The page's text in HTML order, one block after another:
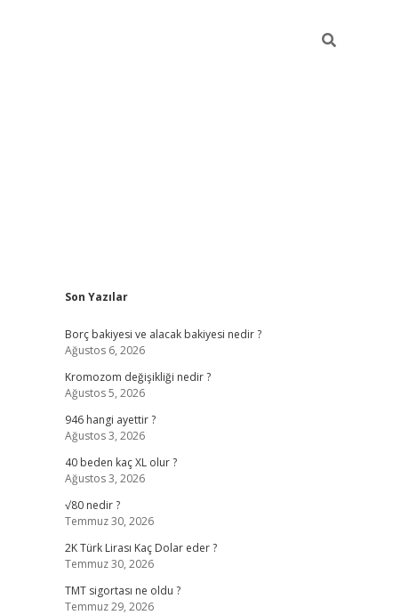
Sidebar
Son Yazılar
Borç bakiyesi ve alacak bakiyesi nedir ?
Ağustos 6, 2026
Kromozom değişikliği nedir ?
Ağustos 5, 2026
946 hangi ayettir ?
Ağustos 3, 2026
40 beden kaç XL olur ?
Ağustos 3, 2026
√80 nedir ?
Temmuz 30, 2026
2K Türk Lirası Kaç Dolar eder ?
Temmuz 30, 2026
TMT sigortası ne oldu ?
Temmuz 29, 2026